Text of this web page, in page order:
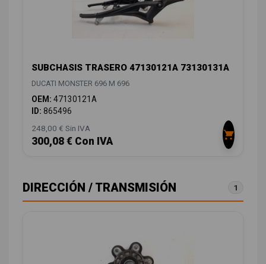
SUBCHASIS TRASERO 47130121A 73130131A
DUCATI MONSTER 696 M 696
OEM: 47130121A
ID: 865496
248,00 € Sin IVA
300,08 € Con IVA
DIRECCIÓN / TRANSMISIÓN 1